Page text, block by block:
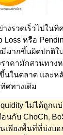
งรวดเร็วไปในทิ
หรือ
มากขึ้นผิดปกติใน
าคามักสวนทาง
นในตลาด และห
ศทางเดิม
ไม่ได้ถูกแ
นกับ ChoCh,
นเพียงพื้นที่ที่บ่งบ